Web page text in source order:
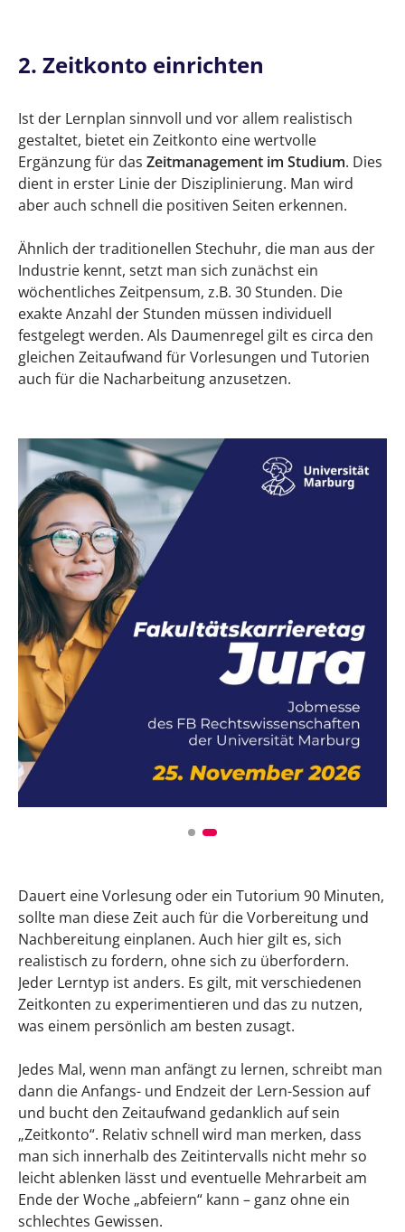
2. Zeitkonto einrichten
Ist der Lernplan sinnvoll und vor allem realistisch
gestaltet, bietet ein Zeitkonto eine wertvolle
Ergänzung für das Zeitmanagement im Studium. Dies
dient in erster Linie der Disziplinierung. Man wird
aber auch schnell die positiven Seiten erkennen.
Ähnlich der traditionellen Stechuhr, die man aus der
Industrie kennt, setzt man sich zunächst ein
wöchentliches Zeitpensum, z.B. 30 Stunden. Die
exakte Anzahl der Stunden müssen individuell
festgelegt werden. Als Daumenregel gilt es circa den
gleichen Zeitaufwand für Vorlesungen und Tutorien
auch für die Nacharbeitung anzusetzen.
Dauert eine Vorlesung oder ein Tutorium 90 Minuten,
sollte man diese Zeit auch für die Vorbereitung und
Nachbereitung einplanen. Auch hier gilt es, sich
realistisch zu fordern, ohne sich zu überfordern.
Jeder Lerntyp ist anders. Es gilt, mit verschiedenen
Zeitkonten zu experimentieren und das zu nutzen,
was einem persönlich am besten zusagt.
Jedes Mal, wenn man anfängt zu lernen, schreibt man
dann die Anfangs- und Endzeit der Lern-Session auf
und bucht den Zeitaufwand gedanklich auf sein
„Zeitkonto“. Relativ schnell wird man merken, dass
man sich innerhalb des Zeitintervalls nicht mehr so
leicht ablenken lässt und eventuelle Mehrarbeit am
Ende der Woche „abfeiern“ kann – ganz ohne ein
schlechtes Gewissen.